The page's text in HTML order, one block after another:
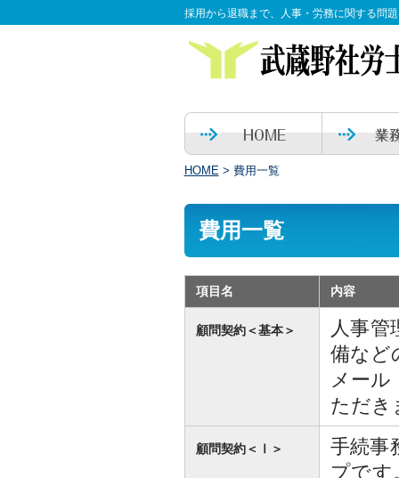
採用から退職まで、人事・労務に関する問
HOME> 費用一覧
費用一覧
項目名 内容
顧問契約＜基本＞
人事管
備など
メール
ただき
顧問契約＜Ⅰ＞
手続事
プです